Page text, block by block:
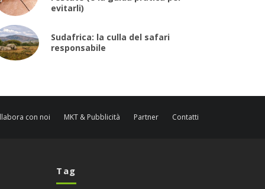
evitarli)
Sudafrica: la culla del safari
responsabile
con noi MKT & Pubblicità Partner Contatti
Tag